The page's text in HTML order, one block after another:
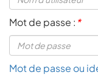
Mot de passe : *
Mot de passe ou